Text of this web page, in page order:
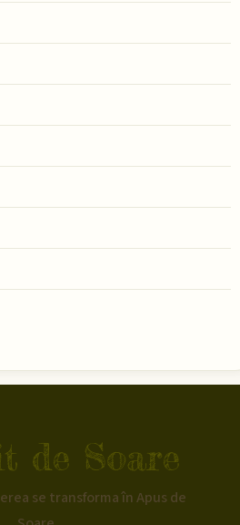
de Soare
se transforma în Apus de